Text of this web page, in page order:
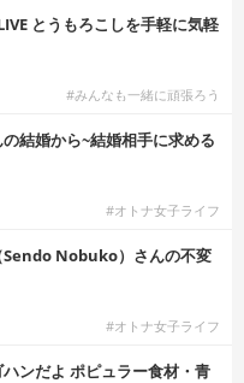
とうもろこしを手軽に気軽
#みんなも一緒に頑張ろう
の結婚から~結婚相手に求める
#オトナ女子ライフ
Sendo Nobuko）さんの不変
#オトナ女子ライフ
ハンだよ ポピュラー食材・青